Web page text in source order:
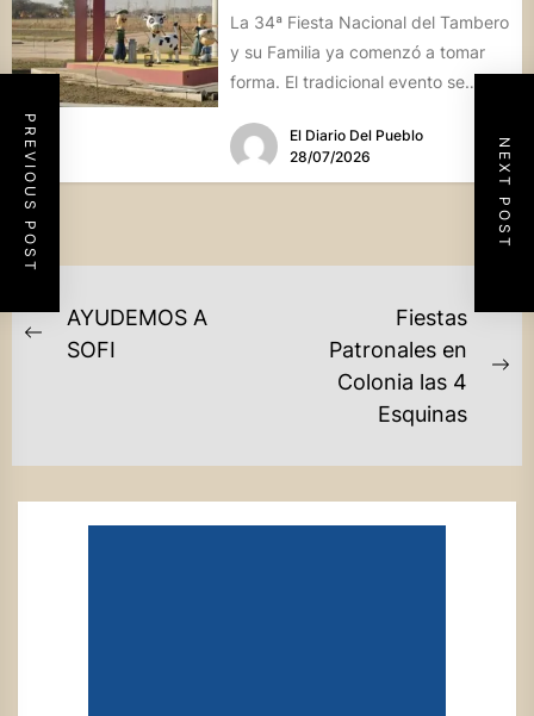
PREVIOUS POST NEXT POST
La 34ª Fiesta Nacional del Tambero
y su Familia ya comenzó a tomar
forma. El tradicional evento se
El Diario Del Pueblo
28/07/2026
NAVEGACIÓN
Previous
AYUDEMOS A
SOFI
Fiestas
Patronales en
Colonia las 4
Esquinas